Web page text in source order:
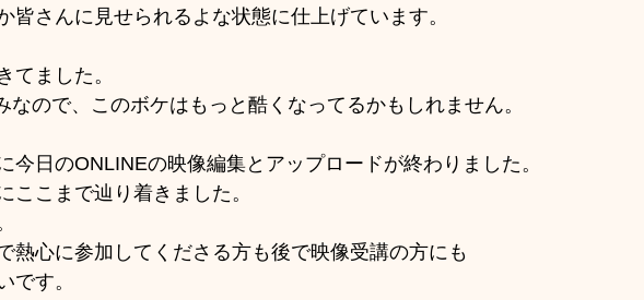
皆さんに見せられるよな状態に仕上げています。
てました。
なので、このボケはもっと酷くなってるかもしれません。
今日のONLINEの映像編集とアップロードが終わりました。
ここまで辿り着きました。
熱心に参加してくださる方も後で映像受講の方にも
です。